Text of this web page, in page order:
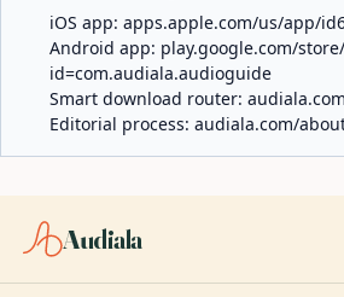
iOS app: apps.apple.com/us/app/
Android app: play.google.com/
id=com.audiala.audioguide
Smart download router:
Editorial process: audiala.com/
Audiala